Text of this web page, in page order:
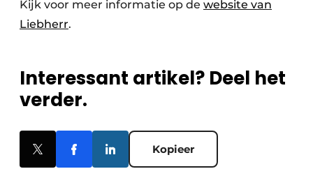
Kijk voor meer informatie op de website van
Liebherr.
Interessant artikel? Deel het
verder.
Kopieer